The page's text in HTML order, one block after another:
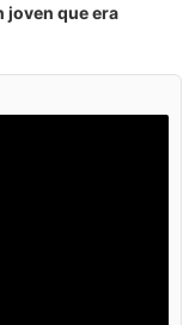
joven que era